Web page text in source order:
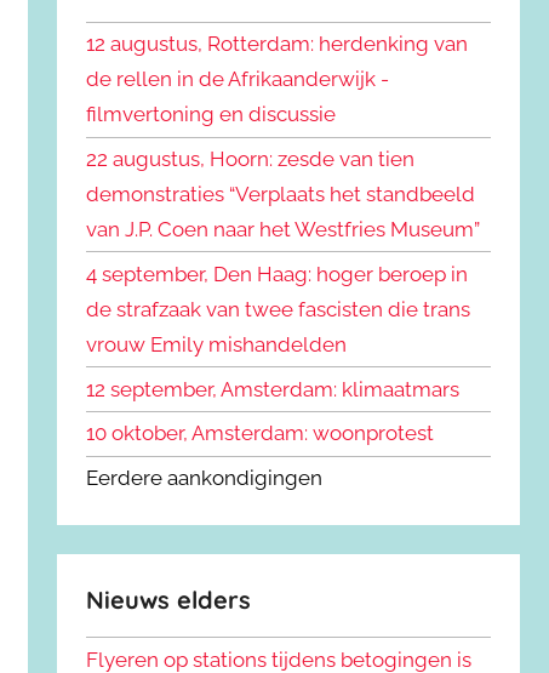
n
a
a
r
:
e
12 augustus, Rotterdam: herdenking van
de rellen in de Afrikaanderwijk -
filmvertoning en discussie
22 augustus, Hoorn: zesde van tien
demonstraties “Verplaats het standbeeld
van J.P. Coen naar het Westfries Museum”
4 september, Den Haag: hoger beroep in
de strafzaak van twee fascisten die trans
vrouw Emily mishandelden
12 september, Amsterdam: klimaatmars
10 oktober, Amsterdam: woonprotest
Eerdere aankondigingen
Nieuws elders
Flyeren op stations tijdens betogingen is